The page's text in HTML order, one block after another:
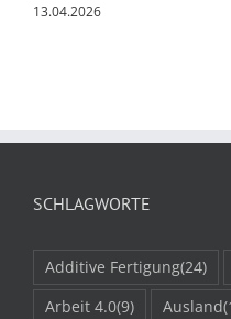
13.04.2026
SCHLAGWORTE
Additive Fertigung(24)
Arbeit 4.0(9) Ausland